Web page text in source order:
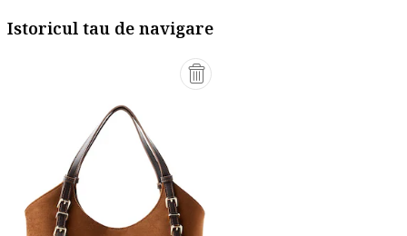
Istoricul tau de navigare